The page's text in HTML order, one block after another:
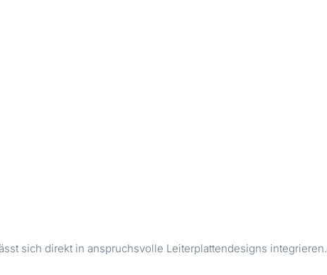
sich direkt in anspruchsvolle Leiterplattendesigns integrieren.